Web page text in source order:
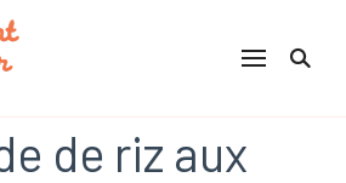
Comment Cuisiner
de riz aux